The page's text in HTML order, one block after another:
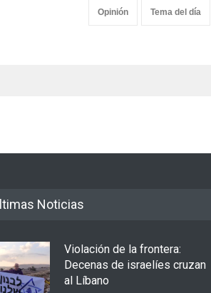
Opinión Tema del día
Noticias
Violación de la frontera:
Decenas de israelíes cruzan
al Líbano